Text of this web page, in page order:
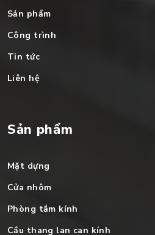
Sản phẩm
Công trình
Tin tức
Liên hệ
Sản phẩm
Mặt dựng
Cửa nhôm
Phòng tắm kính
Cầu thang lan can kính